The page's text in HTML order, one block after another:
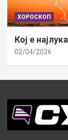
ХОРОСКОП
Кој е
02/04/2026